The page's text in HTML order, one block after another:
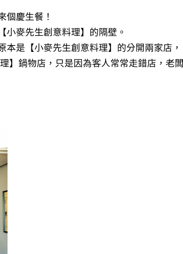
個慶生餐！
小麥先生創意料理】的隔壁。
是【小麥先生創意料理】的分開兩家店，
】鍋物店，只是因為客人常常走錯店，老闆